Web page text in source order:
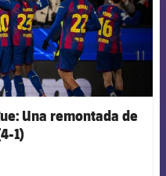
Una remontada de
1)